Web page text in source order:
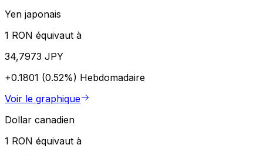
Yen japonais
1 RON équivaut à
34,7973 JPY
+0.1801 (0.52%) Hebdomadaire
Voir le graphique
Dollar canadien
1 RON équivaut à